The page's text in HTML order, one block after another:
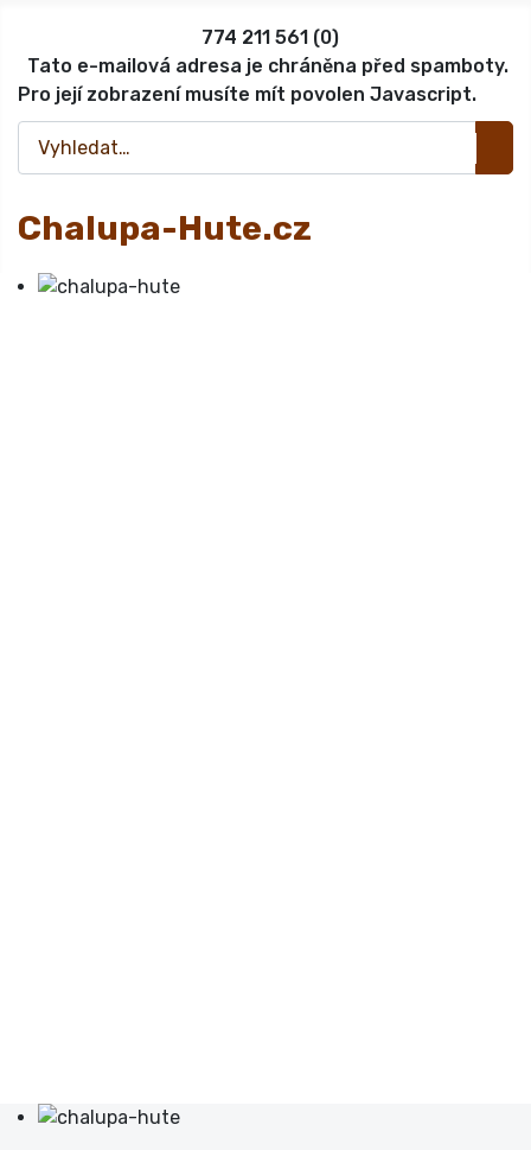
Chalupa-Hute.cz
774 211 561 (0)
Tato e-mailová adresa je chráněna před spamboty.
Pro její zobrazení musíte mít povolen Javascript.